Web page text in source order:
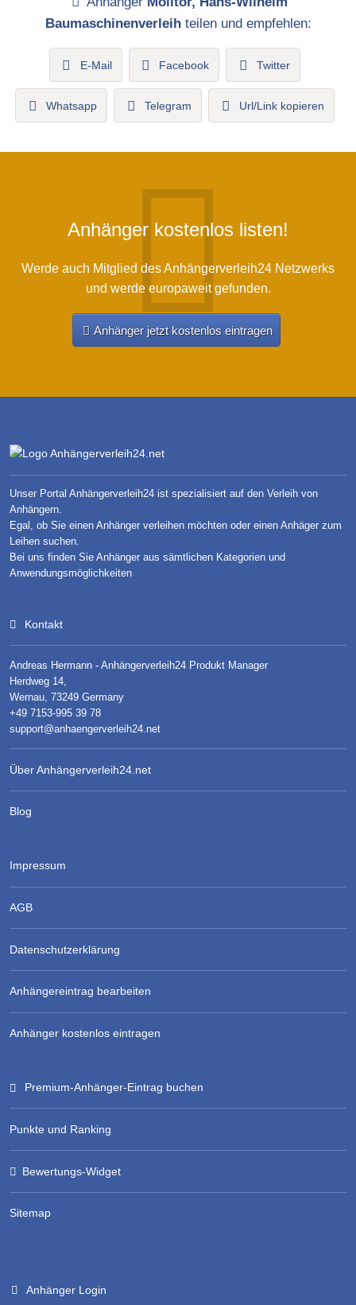
Baumaschinenverleihteilen und empfehlen:
E-Mail Facebook Twitter
Whatsapp Telegram Url/Link kopieren
Anhänger kostenlos listen!
Werde auch Mitglied des Anhängerverleih24 Netzwerks
und werde europaweit gefunden.
Anhänger jetzt kostenlos eintragen
Unser Portal Anhängerverleih24 ist spezialisiert auf den Verleih von
Anhängern.
Egal, ob Sie einen Anhänger verleihen möchten oder einen Anhäger zum
Leihen suchen.
Bei uns finden Sie Anhänger aus sämtlichen Kategorien und
Anwendungsmöglichkeiten
Kontakt
Andreas Hermann - Anhängerverleih24 Produkt Manager
Herdweg 14,
Wernau, 73249 Germany
+49 7153-995 39 78
support@anhaengerverleih24.net
Über Anhängerverleih24.net
Blog
Impressum
AGB
Datenschutzerklärung
Anhängereintrag bearbeiten
Anhänger kostenlos eintragen
Premium-Anhänger-Eintrag buchen
Punkte und Ranking
Bewertungs-Widget
Sitemap
Anhänger Login